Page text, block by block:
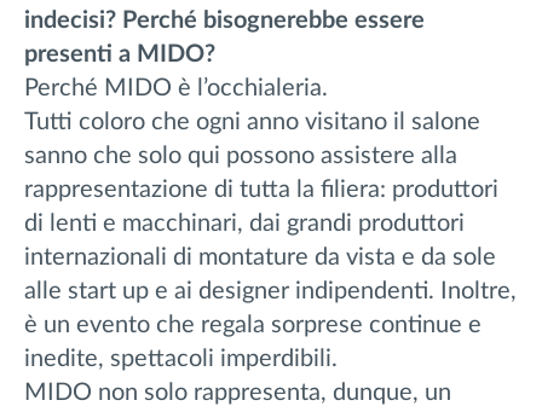
indecisi? Perché bisognerebbe essere
presenti a MIDO?
Perché MIDO è l’occhialeria.
Tutti coloro che ogni anno visitano il salone
sanno che solo qui possono assistere alla
rappresentazione di tutta la filiera: produttori
di lenti e macchinari, dai grandi produttori
internazionali di montature da vista e da sole
alle start up e ai designer indipendenti. Inoltre,
è un evento che regala sorprese continue e
inedite, spettacoli imperdibili.
MIDO non solo rappresenta, dunque, un